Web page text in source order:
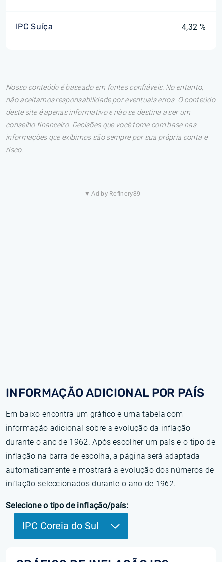
IPC Suíça 4,32 %
Nosso conteúdo é baseado em fontes confiáveis. No entanto,
não aceitamos responsabilidade por eventuais erros. O conteúdo
deste site é apenas informativo e não se destina a ser um
conselho financeiro. Decisões que você tome com base nas
informações que exibimos são sempre por sua própria conta e
risco.
▼ Ad by Refinery89
INFORMAÇÃO ADICIONAL POR PAÍS
Em baixo encontra um gráfico e uma tabela com
informação adicional sobre a evolução da inflação
durante o ano de 1962. Após escolher um país e o tipo de
inflação na barra de escolha, a página será adaptada
automaticamente e mostrará a evolução dos números de
inflação seleccionados durante o ano de 1962.
Selecione o tipo de inflação/país:
IPC Coreia do Sul